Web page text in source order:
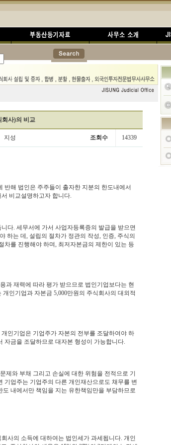
회사)의 비교
지성 조회수 14339
해 법인은 주주들이 출자한 지분의 한도내에서
비교설명하고자 합니다.
다. 세무서에 가서 사업자등록증의 발급을 받으면
하는 데, 설립의 절차가 정관의 작성, 인증, 주식의
차를 진행해야 하며, 최저자본금의 제한이 있는 등
과 재력에 따라 평가 받으므로 법인기업보다는 현
인기업과 자본금 5,000만원의 주식회사의 대외적
인기업은 기업주가 자본의 전부를 조달하여야 하
자금을 조달하므로 대자본 형성이 가능합니다.
제와 부채 그리고 손실에 대한 위험을 전적으로 기
기업주는 기업주의 다른 개인재산으로도 채무를 변
내에서만 책임을 지는 유한책임만을 부담하므로
사의 소득에 대하여는 법인세가 과세됩니다. 개인